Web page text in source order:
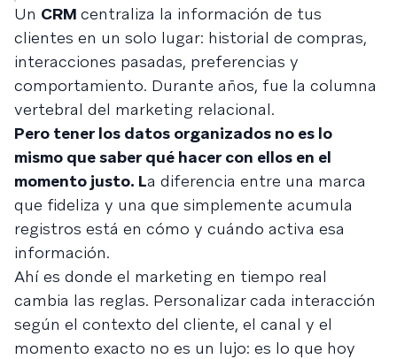
Un CRM centraliza la información de tus
clientes en un solo lugar: historial de compras,
interacciones pasadas, preferencias y
comportamiento. Durante años, fue la columna
vertebral del marketing relacional.
Pero tener los datos organizados no es lo
mismo que saber qué hacer con ellos en el
momento justo. La diferencia entre una marca
que fideliza y una que simplemente acumula
registros está en cómo y cuándo activa esa
información.
Ahí es donde el marketing en tiempo real
cambia las reglas. Personalizar cada interacción
según el contexto del cliente, el canal y el
momento exacto no es un lujo: es lo que hoy